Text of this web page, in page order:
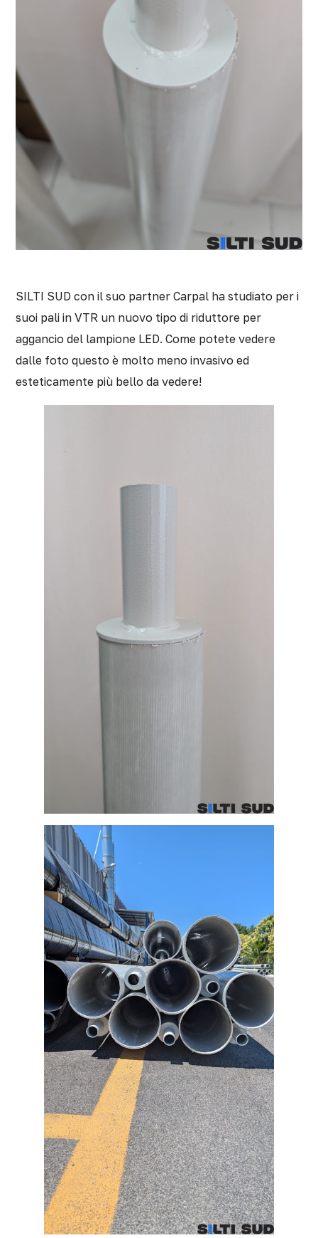
SILTI SUD con il suo partner Carpal ha studiato per i
suoi pali in VTR un nuovo tipo di riduttore per
aggancio del lampione LED. Come potete vedere
dalle foto questo è molto meno invasivo ed
esteticamente più bello da vedere!